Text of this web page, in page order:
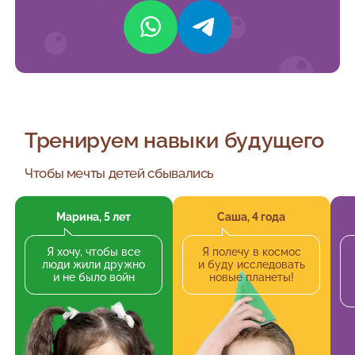
Тренируем навыки будущего
Чтобы мечты детей сбывались
Марина, 5 лет
Я хочу, чтобы все
люди жили дружно
и не было войн
Саша, 4 года
Я полечу в космос
и буду исследовать
новые планеты!